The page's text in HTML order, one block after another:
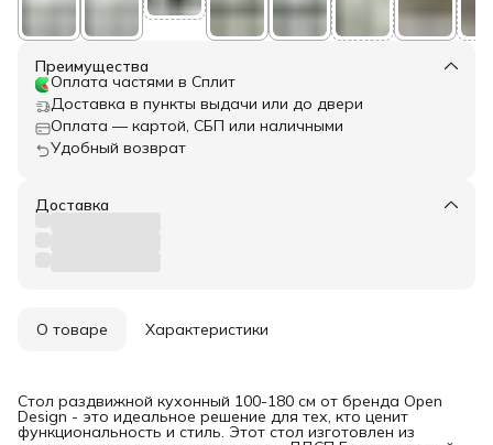
Преимущества
Оплата частями в Сплит
Доставка в пункты выдачи или до двери
Оплата — картой, СБП или наличными
Удобный возврат
Доставка
О товаре Характеристики
Стол раздвижной кухонный 100-180 см от бренда Open
Design - это идеальное решение для тех, кто ценит
функциональность и стиль. Этот стол изготовлен из